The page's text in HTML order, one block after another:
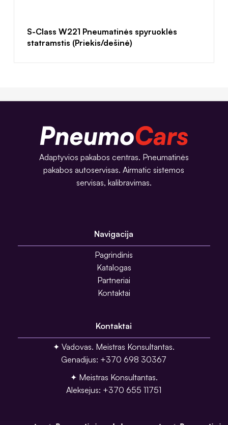
S-Class W221 Pneumatinės spyruoklės
statramstis (Priekis/dešinė)
Adaptyvios pakabos centras. Pneumatinės
pakabos autoservisas. Airmatic sistemos
servisas, kalibravimas.
Navigacija
Pagrindinis
Katalogas
Partneriai
Kontaktai
Kontaktai
✦ Vadovas. Meistras Konsultantas.
Genadijus: +370 698 30367
✦ Meistras Konsultantas.
Aleksejus: +370 655 11751